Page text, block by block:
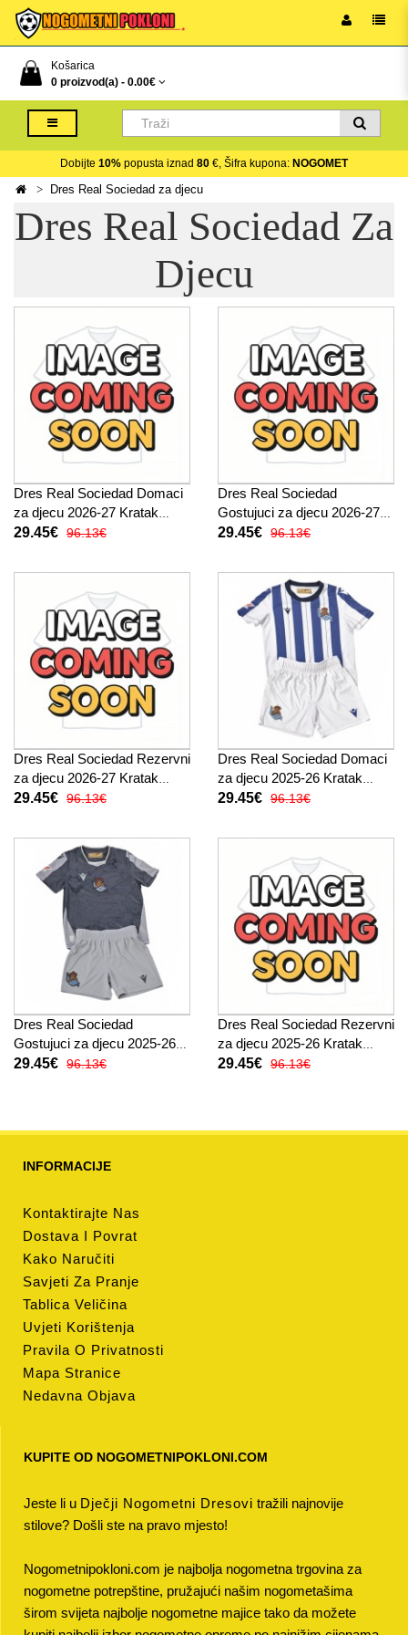
Košarica
0 proizvod(a) - 0.00€
Dobijte 10% popusta iznad 80 €, Šifra kupona: NOGOMET
Dres Real Sociedad za djecu
Dres Real Sociedad Za
Djecu
Dres Real Sociedad Domaci
za djecu 2026-27 Kratak
Rukav (+ kratke hlače)
29.45€ 96.13€
Dres Real Sociedad
Gostujuci za djecu 2026-27
Kratak Rukav (+ kratke
29.45€ 96.13€
Dres Real Sociedad Rezervni
za djecu 2026-27 Kratak
Rukav (+ kratke hlače)
29.45€ 96.13€
Dres Real Sociedad Domaci
za djecu 2025-26 Kratak
Rukav (+ kratke hlače)
29.45€ 96.13€
Dres Real Sociedad
Gostujuci za djecu 2025-26
Kratak Rukav (+ kratke
29.45€ 96.13€
Dres Real Sociedad Rezervni
za djecu 2025-26 Kratak
Rukav (+ kratke hlače)
29.45€ 96.13€
INFORMACIJE
Kontaktirajte Nas
Dostava I Povrat
Kako Naručiti
Savjeti Za Pranje
Tablica Veličina
Uvjeti Korištenja
Pravila O Privatnosti
Mapa Stranice
Nedavna Objava
KUPITE OD NOGOMETNIPOKLONI.COM
Jeste li u Dječji Nogometni Dresovi tražili najnovije
stilove? Došli ste na pravo mjesto!
Nogometnipokloni.com je najbolja nogometna trgovina za
nogometne potrepštine, pružajući našim nogometašima
širom svijeta najbolje nogometne majice tako da možete